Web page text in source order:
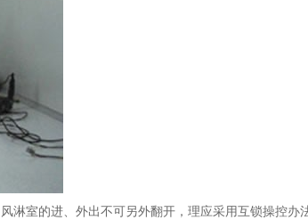
室的进、外出不可另外翻开，理应采用互锁操控办